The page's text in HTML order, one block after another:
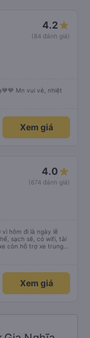
4.2
(84 đánh giá)
Mn vui vẻ, nhiệt
Xem giá
4.0
(674 đánh giá)
hôm đi là ngày lễ
sạch sẽ, có wifi, tài
còn hỗ trợ xe trung
trì được chất lượng
Xem giá